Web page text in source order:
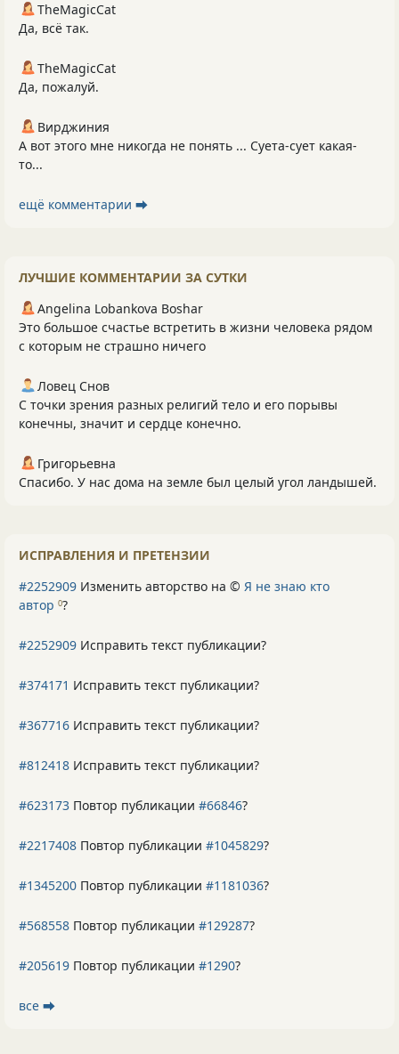
TheMagicCat
Да, всё так.
TheMagicCat
Да, пожалуй.
Вирджиния
А вот этого мне никогда не понять ... Суета-сует какая-
то...
ещё комментарии ⮕
ЛУЧШИЕ КОММЕНТАРИИ ЗА СУТКИ
Angelina Lobankova Boshar
Это большое счастье встретить в жизни человека рядом
с которым не страшно ничего
Ловец Снов
С точки зрения разных религий тело и его порывы
конечны, значит и сердце конечно.
Григорьевна
Спасибо. У нас дома на земле был целый угол ландышей.
ИСПРАВЛЕНИЯ И ПРЕТЕНЗИИ
#2252909 Изменить авторство на © Я не знаю кто
автор 0?
#2252909 Исправить текст публикации?
#374171 Исправить текст публикации?
#367716 Исправить текст публикации?
#812418 Исправить текст публикации?
#623173 Повтор публикации #66846?
#2217408 Повтор публикации #1045829?
#1345200 Повтор публикации #1181036?
#568558 Повтор публикации #129287?
#205619 Повтор публикации #1290?
все ⮕